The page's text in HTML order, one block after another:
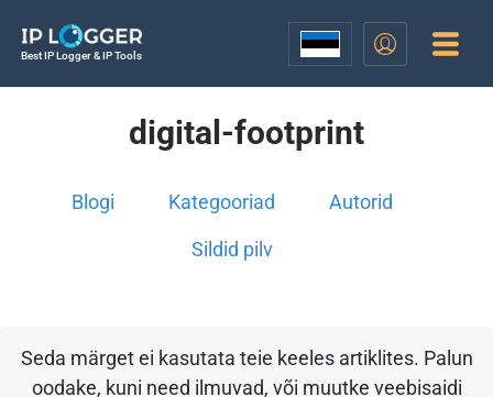
Best IP Logger & IP Tools
digital-footprint
Blogi Kategooriad Autorid
Sildid pilv